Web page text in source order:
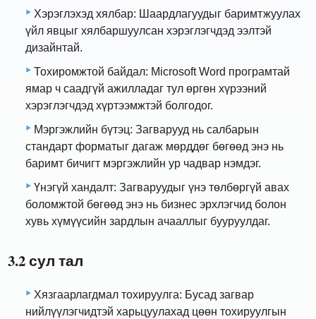
Хэрэглэхэд хялбар: Шаардлагуудыг баримтжуулах
үйл явцыг хялбаршуулсан хэрэглэгчдэд ээлтэй
дизайнтай.
Тохиромжтой байдал: Microsoft Word програмтай
ямар ч саадгүй ажилладаг тул өргөн хүрээний
хэрэглэгчдэд хүртээмжтэй болгодог.
Мэргэжлийн бүтэц: Загварууд нь салбарын
стандарт форматыг дагаж мөрддөг бөгөөд энэ нь
баримт бичигт мэргэжлийн ур чадвар нэмдэг.
Үнэгүй хандалт: Загваруудыг үнэ төлбөргүй авах
боломжтой бөгөөд энэ нь бизнес эрхлэгчид болон
хувь хүмүүсийн зардлын ачааллыг бууруулдаг.
3.2 сул тал
Хязгаарлагдмал тохируулга: Бусад загвар
нийлүүлэгчидтэй харьцуулахад цөөн тохируулгын